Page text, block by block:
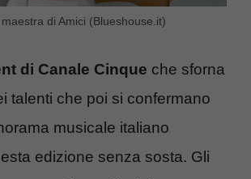
di Amici (Blueshouse.it)
di Canale Cinque che sforna
talenti che poi si confermano
musicale italiano
edizione senza sosta. Gli